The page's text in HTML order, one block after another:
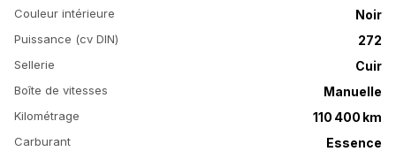
Couleur intérieure Noir
Puissance (cv DIN) 272
Sellerie Cuir
Boîte de vitesses Manuelle
Kilométrage 110 400 km
Carburant Essence